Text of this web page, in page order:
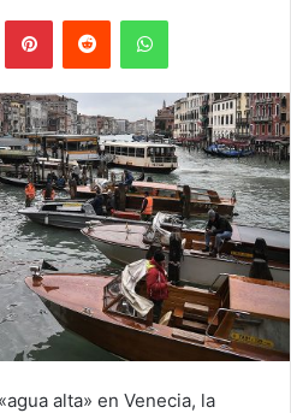
PinterestReddit WhatsApp
alta» en Venecia, la